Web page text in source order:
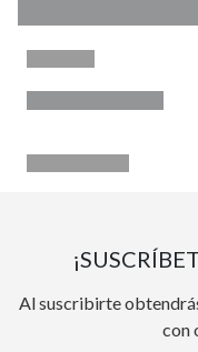
Al suscribirte
con